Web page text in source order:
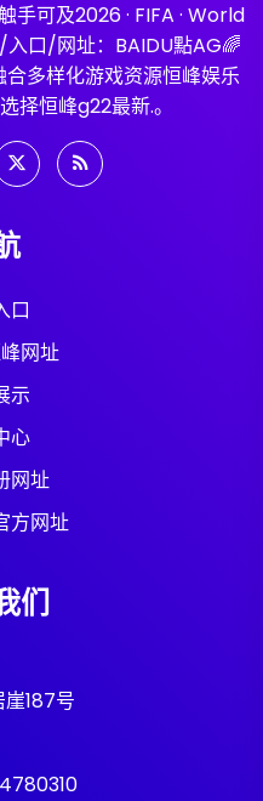
手可及2026 · FIFA · World
口/网址：BAIDU點AG🌈
多样化游戏资源恒峰娱乐
择恒峰g22最新.。
口
网址
示
心
网址
方网址
们
187号